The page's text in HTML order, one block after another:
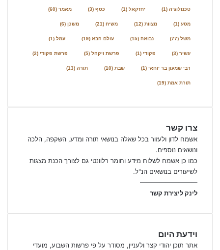
טכנולוגיה (1) יחזקאל (1) כסף (3) מאמר (60)
מסע (1) מצוות (12) משיח (21) משכן (6)
משל (77) נבואה (15) עולם הבא (19) עמל (1)
עשיר (3) פקודי (1) פרשת ויקהל (5) פרשת פקודי (2)
רבי שמעון בר יוחאי (1) שבת (10) תורה (13)
תורת אמת (19)
צרו קשר
אשמח לדון ולעזור בכל שאלה בנושאי תורה ומדע, השקפה, הלכה
ונושאים נוספים.
כמו כן אשמח לשלוח מידע וחומר רלוונטי גם לצורך הכנת מצגות
לשיעורים בנושאים הנ"ל.
—————————
לינק ליצירת קשר
וידעת היום
אתר תוכן יהודי קצר ולעניין, מסודר על פי פרשות השבוע, מועדי